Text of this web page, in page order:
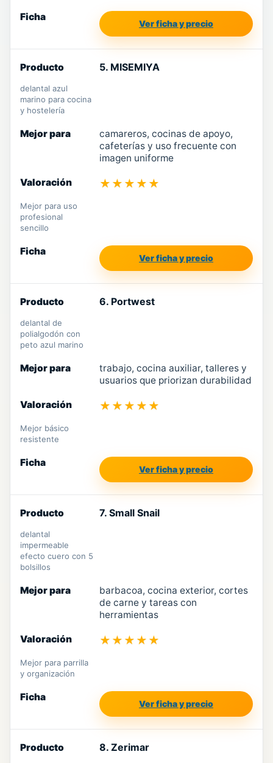
Ver ficha y precio
5. MISEMIYA
delantal azul
marino para cocina
y hostelería
camareros, cocinas de apoyo,
cafeterías y uso frecuente con
imagen uniforme
★★★★★
Mejor para uso
profesional
sencillo
Ver ficha y precio
6. Portwest
delantal de
polialgodón con
peto azul marino
trabajo, cocina auxiliar, talleres y
usuarios que priorizan durabilidad
★★★★★
Mejor básico
resistente
Ver ficha y precio
7. Small Snail
delantal
impermeable
efecto cuero con 5
bolsillos
barbacoa, cocina exterior, cortes
de carne y tareas con
herramientas
★★★★★
Mejor para parrilla
y organización
Ver ficha y precio
8. Zerimar